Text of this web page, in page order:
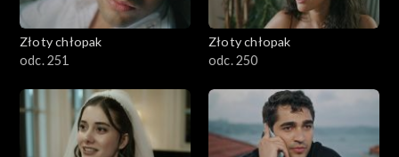
Złoty chłopak
odc. 251
Złoty chłopak
odc. 250